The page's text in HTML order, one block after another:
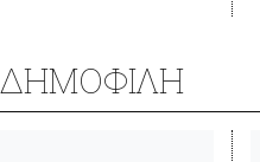
ΔΗΜΟΦΙΛΗ